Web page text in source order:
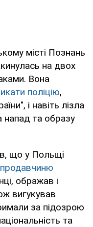
місті Познань
на двох
Вона
поліцію,
і навіть лізла
напад та образу
що у Польщі
ображав і
вигукував
за підозрою
та